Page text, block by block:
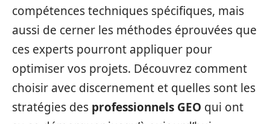
compétences techniques spécifiques, mais
aussi de cerner les méthodes éprouvées que
ces experts pourront appliquer pour
optimiser vos projets. Découvrez comment
choisir avec discernement et quelles sont les
stratégies des professionnels GEO qui ont